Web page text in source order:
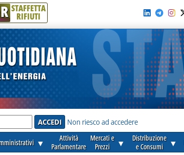
R STAFFETTA
RIFIUTI
Non riesco ad accedere
▼
Attività
Parlamentare
Mercati e
Prezzi
▼
Distribuzione
e Consumi
▼